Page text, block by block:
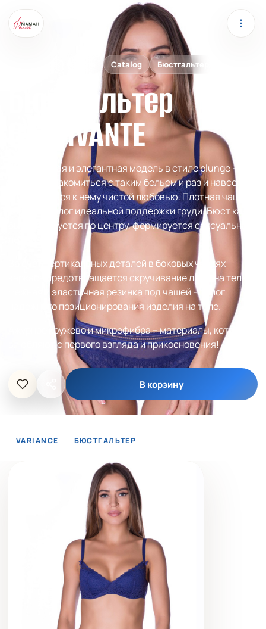
Catalog Бюстгальтер
Бюстгальтер
CAPTIVANTE
Благородная и элегантная модель в стиле plunge –
повод познакомиться с таким бельем и раз и навсегда
проникнуться к нему чистой любовью. Плотная чашка и
каркас – залог идеальной поддержки груди. Бюст как
бы группируется по центру, формируется сексуальная
За счет вертикальных деталей в боковых частях
каркаса предотвращается скручивание лифа на теле.
Нежная и эластичная резинка под чашей – залог
надежного позиционирования изделия на теле.
Ажурное кружево и микрофибра – материалы, которые
влюбляют с первого взгляда и прикосновения!
В корзину
VARIANCE БЮСТГАЛЬТЕР